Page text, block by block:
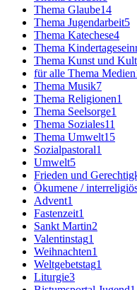
Thema Glaube14
Thema Jugendarbeit5
Thema Katechese4
Thema
Thema Kunst und
für alle Thema Medien
Thema Musik7
Thema Religionen1
Thema Seelsorge1
Thema Soziales11
Thema Umwelt15
Sozialpastoral1
Umwelt5
Frieden und
Ökumene /
Advent1
Fastenzeit1
Sankt Martin2
Valentinstag1
Weihnachten1
Weltgebetstag1
Liturgie3